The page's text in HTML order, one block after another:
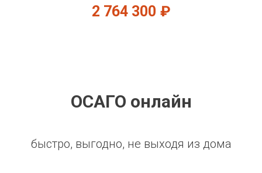
2 764 300 ₽
ОСАГО онлайн
быстро, выгодно, не выходя из дома